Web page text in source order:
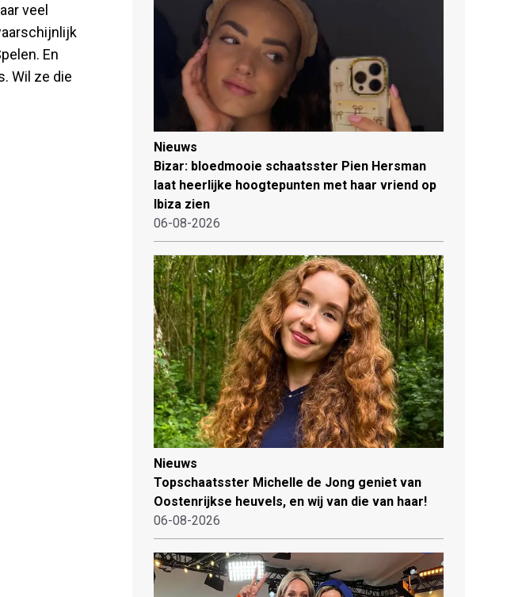
veel
En
Wil ze die
Nieuws
Bizar: bloedmooie schaatsster Pien Hersman
laat heerlijke hoogtepunten met haar vriend op
Ibiza zien
06-08-2026
Nieuws
Topschaatsster Michelle de Jong geniet van
Oostenrijkse heuvels, en wij van die van haar!
06-08-2026